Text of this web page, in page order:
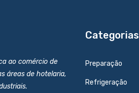
ao comércio de
áreas de hotelaria,
Categorias
Preparação
Refrigeração